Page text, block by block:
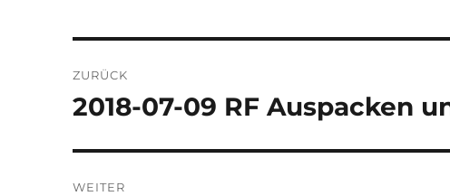
ZURÜCK
Vorheriger
2018-07-09 RF Auspacken
WEITER